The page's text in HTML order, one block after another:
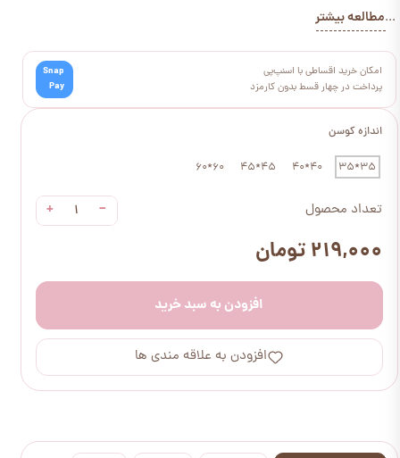
اندازه کوسن
35*35
40*40
45*45
60*60
تعداد محصول −
+
۲۱۹,۰۰۰ تومان
افزودن به سبد خرید
افزودن به علاقه مندی ها
...مطالعه بیشتر
امکان خرید اقساطی با اسنپ‌پی
پرداخت در چهار قسط بدون کارمزد
Snap
Pay